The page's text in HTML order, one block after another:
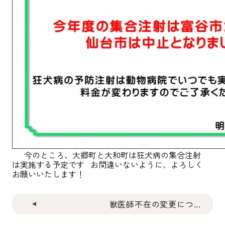
今のところ、大郷町と大和町は狂犬病の集合注射
は実施する予定です お間違いないように、よろしく
お願いいたします！
獣医師不在の変更につ...